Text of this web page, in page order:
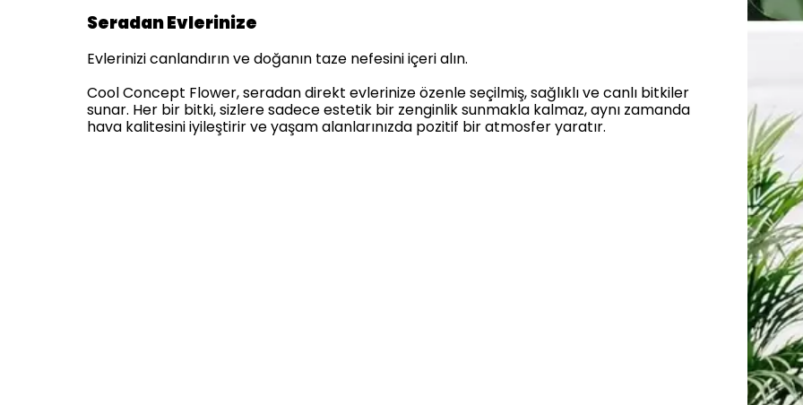
Seradan Evlerinize
Evlerinizi canlandırın ve doğanın taze nefesini içeri alın.
Cool Concept Flower, seradan direkt evlerinize özenle seçilmiş, sağlıklı ve canlı bitkiler
sunar. Her bir bitki, sizlere sadece estetik bir zenginlik sunmakla kalmaz, aynı zamanda
hava kalitesini iyileştirir ve yaşam alanlarınızda pozitif bir atmosfer yaratır.